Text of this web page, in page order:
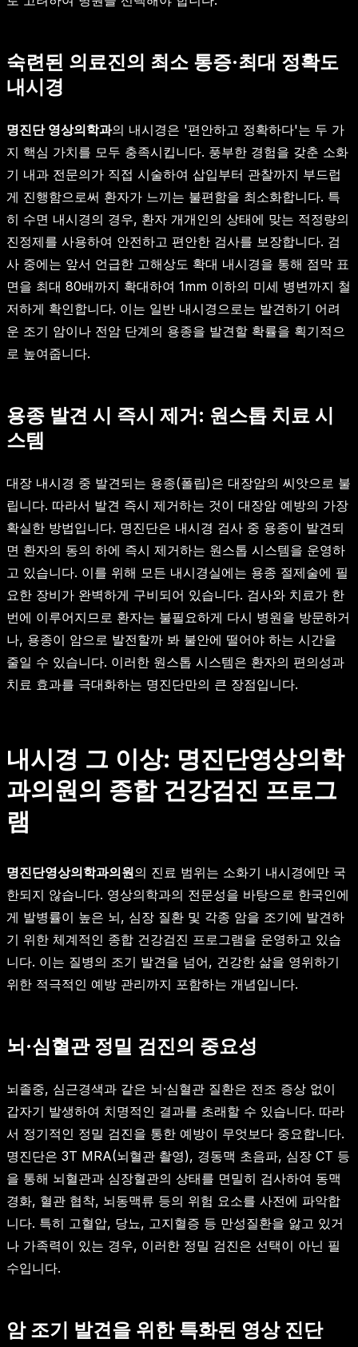
숙련된 의료진의 최소 통증·최대 정확도
내시경
명진단 영상의학과의 내시경은 '편안하고 정확하다'는 두 가
지 핵심 가치를 모두 충족시킵니다. 풍부한 경험을 갖춘 소화
기 내과 전문의가 직접 시술하여 삽입부터 관찰까지 부드럽
게 진행함으로써 환자가 느끼는 불편함을 최소화합니다. 특
히 수면 내시경의 경우, 환자 개개인의 상태에 맞는 적정량의
진정제를 사용하여 안전하고 편안한 검사를 보장합니다. 검
사 중에는 앞서 언급한 고해상도 확대 내시경을 통해 점막 표
면을 최대 80배까지 확대하여 1mm 이하의 미세 병변까지 철
저하게 확인합니다. 이는 일반 내시경으로는 발견하기 어려
운 조기 암이나 전암 단계의 용종을 발견할 확률을 획기적으
로 높여줍니다.
용종 발견 시 즉시 제거: 원스톱 치료 시
스템
대장 내시경 중 발견되는 용종(폴립)은 대장암의 씨앗으로 불
립니다. 따라서 발견 즉시 제거하는 것이 대장암 예방의 가장
확실한 방법입니다. 명진단은 내시경 검사 중 용종이 발견되
면 환자의 동의 하에 즉시 제거하는 원스톱 시스템을 운영하
고 있습니다. 이를 위해 모든 내시경실에는 용종 절제술에 필
요한 장비가 완벽하게 구비되어 있습니다. 검사와 치료가 한
번에 이루어지므로 환자는 불필요하게 다시 병원을 방문하거
나, 용종이 암으로 발전할까 봐 불안에 떨어야 하는 시간을
줄일 수 있습니다. 이러한 원스톱 시스템은 환자의 편의성과
치료 효과를 극대화하는 명진단만의 큰 장점입니다.
내시경 그 이상: 명진단영상의학
과의원의 종합 건강검진 프로그
램
명진단영상의학과의원의 진료 범위는 소화기 내시경에만 국
한되지 않습니다. 영상의학과의 전문성을 바탕으로 한국인에
게 발병률이 높은 뇌, 심장 질환 및 각종 암을 조기에 발견하
기 위한 체계적인 종합 건강검진 프로그램을 운영하고 있습
니다. 이는 질병의 조기 발견을 넘어, 건강한 삶을 영위하기
위한 적극적인 예방 관리까지 포함하는 개념입니다.
뇌·심혈관 정밀 검진의 중요성
뇌졸중, 심근경색과 같은 뇌·심혈관 질환은 전조 증상 없이
갑자기 발생하여 치명적인 결과를 초래할 수 있습니다. 따라
서 정기적인 정밀 검진을 통한 예방이 무엇보다 중요합니다.
명진단은 3T MRA(뇌혈관 촬영), 경동맥 초음파, 심장 CT 등
을 통해 뇌혈관과 심장혈관의 상태를 면밀히 검사하여 동맥
경화, 혈관 협착, 뇌동맥류 등의 위험 요소를 사전에 파악합
니다. 특히 고혈압, 당뇨, 고지혈증 등 만성질환을 앓고 있거
나 가족력이 있는 경우, 이러한 정밀 검진은 선택이 아닌 필
수입니다.
암 조기 발견을 위한 특화된 영상 진단